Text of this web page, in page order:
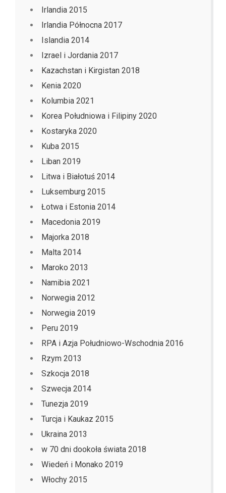
Irlandia 2015
Irlandia Północna 2017
Islandia 2014
Izrael i Jordania 2017
Kazachstan i Kirgistan 2018
Kenia 2020
Kolumbia 2021
Korea Południowa i Filipiny 2020
Kostaryka 2020
Kuba 2015
Liban 2019
Litwa i Białotuś 2014
Luksemburg 2015
Łotwa i Estonia 2014
Macedonia 2019
Majorka 2018
Malta 2014
Maroko 2013
Namibia 2021
Norwegia 2012
Norwegia 2019
Peru 2019
RPA i Azja Południowo-Wschodnia 2016
Rzym 2013
Szkocja 2018
Szwecja 2014
Tunezja 2019
Turcja i Kaukaz 2015
Ukraina 2013
w 70 dni dookoła świata 2018
Wiedeń i Monako 2019
Włochy 2015